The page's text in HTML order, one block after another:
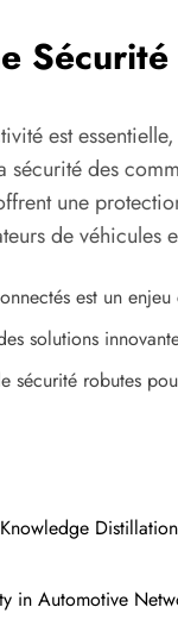
est
des
une
de véhicules
est un
solutions
sécurité robutes
in Automotive